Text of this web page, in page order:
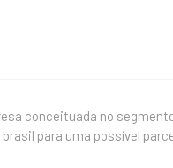
conceituada no
para uma possível